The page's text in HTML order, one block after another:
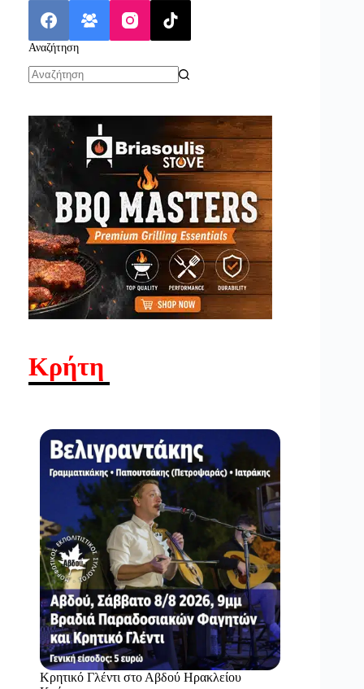
Αναζήτηση
Κρήτη
Κρητικό Γλέντι στο Αβδού Ηρακλείου